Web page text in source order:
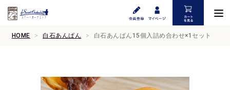
HOME 白石あんぱん 白石あんぱん15個入詰め合わせ×1セット